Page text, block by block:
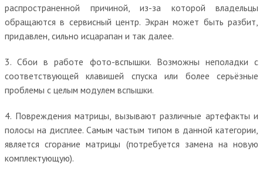
распространенной причиной, из-за которой владельцы
обращаются в сервисный центр. Экран может быть разбит,
придавлен, сильно исцарапан и так далее.
3. Сбои в работе фото-вспышки. Возможны неполадки с
соответствующей клавишей спуска или более серьёзные
проблемы с целым модулем вспышки.
4. Повреждения матрицы, вызывают различные артефакты и
полосы на дисплее. Самым частым типом в данной категории,
является сгорание матрицы (потребуется замена на новую
комплектующую).